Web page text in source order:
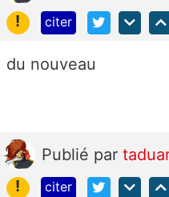
!
citer
du nouveau
Publié par
!
citer